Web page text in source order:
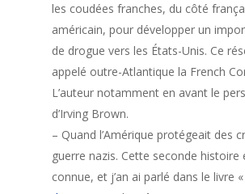
les coudées franches, du côté
américain, pour développer un
de drogue vers les États-Unis. Ce
appelé outre-Atlantique la French
L’auteur notamment en avant le
d’Irving Brown.
– Quand l’Amérique protégeait des
guerre nazis. Cette seconde histoire
connue, et j’an ai parlé dans le livre